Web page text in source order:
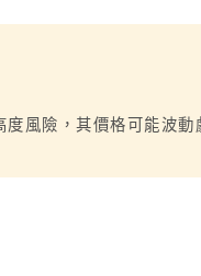
度風險，其價格可能波